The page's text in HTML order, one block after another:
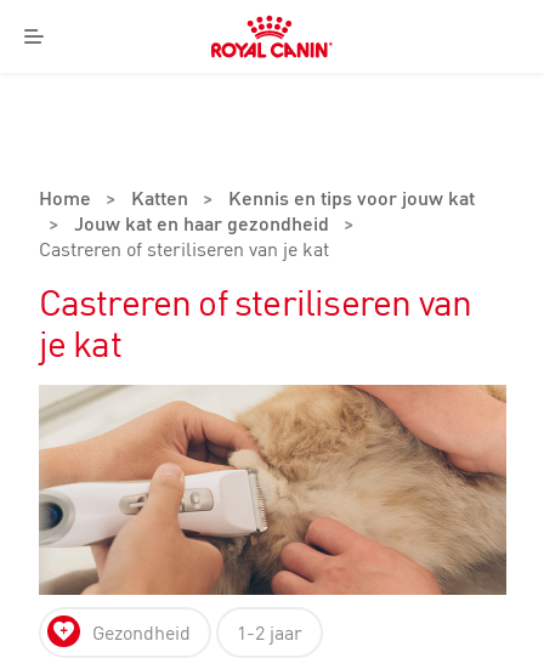
Menu
Royal
Canin
Home > Katten >
Kennis en tips voor jouw kat
> Jouw kat en haar gezondheid
>
Castreren of steriliseren van je kat
Castreren of steriliseren van
je kat
Gezondheid 1-2 jaar